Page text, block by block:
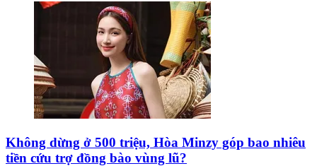
Không dừng ở 500 triệu, Hòa Minzy góp bao nhiêu
tiền cứu trợ đồng bào vùng lũ?